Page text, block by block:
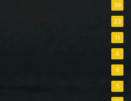
39
23
11
6
6
5